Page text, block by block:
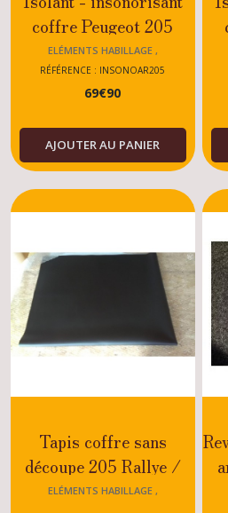
coffre Peugeot 205
ELÉMENTS HABILLAGE ,
INSONORISANT 205
RÉFÉRENCE : INSONOAR205
69€90
AJOUTER AU PANIER
Tapis coffre sans
découpe 205 Rallye /
GTI
ELÉMENTS HABILLAGE ,